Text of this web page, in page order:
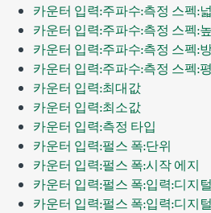
카운터 입력:주파수:측정 스펙:
카운터 입력:주파수:측정 스펙:
카운터 입력:주파수:측정 스펙:
카운터 입력:주파수:측정 스펙:
카운터 입력:최대값
카운터 입력:최소값
카운터 입력:측정 타입
카운터 입력:펄스 폭:단위
카운터 입력:펄스 폭:시작 에지
카운터 입력:펄스 폭:입력:디지
카운터 입력:펄스 폭:입력:디지